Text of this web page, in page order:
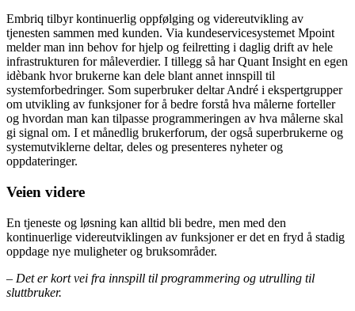
Embriq tilbyr kontinuerlig oppfølging og videreutvikling av
tjenesten sammen med kunden. Via kundeservicesystemet Mpoint
melder man inn behov for hjelp og feilretting i daglig drift av hele
infrastrukturen for måleverdier. I tillegg så har Quant Insight en egen
idèbank hvor brukerne kan dele blant annet innspill til
systemforbedringer. Som superbruker deltar André i ekspertgrupper
om utvikling av funksjoner for å bedre forstå hva målerne forteller
og hvordan man kan tilpasse programmeringen av hva målerne skal
gi signal om. I et månedlig brukerforum, der også superbrukerne og
systemutviklerne deltar, deles og presenteres nyheter og
oppdateringer.
Veien videre
En tjeneste og løsning kan alltid bli bedre, men med den
kontinuerlige videreutviklingen av funksjoner er det en fryd å stadig
oppdage nye muligheter og bruksområder.
– Det er kort vei fra innspill til programmering og utrulling til
sluttbruker.